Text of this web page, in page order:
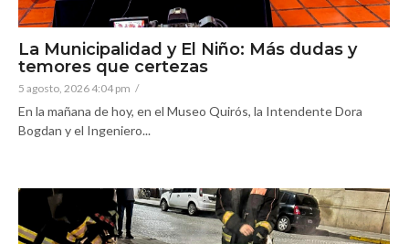
La Municipalidad y El Niño: Más dudas y
temores que certezas
5 agosto, 2026 4:04 pm /
En la mañana de hoy, en el Museo Quirós, la Intendente Dora
Bogdan y el Ingeniero...